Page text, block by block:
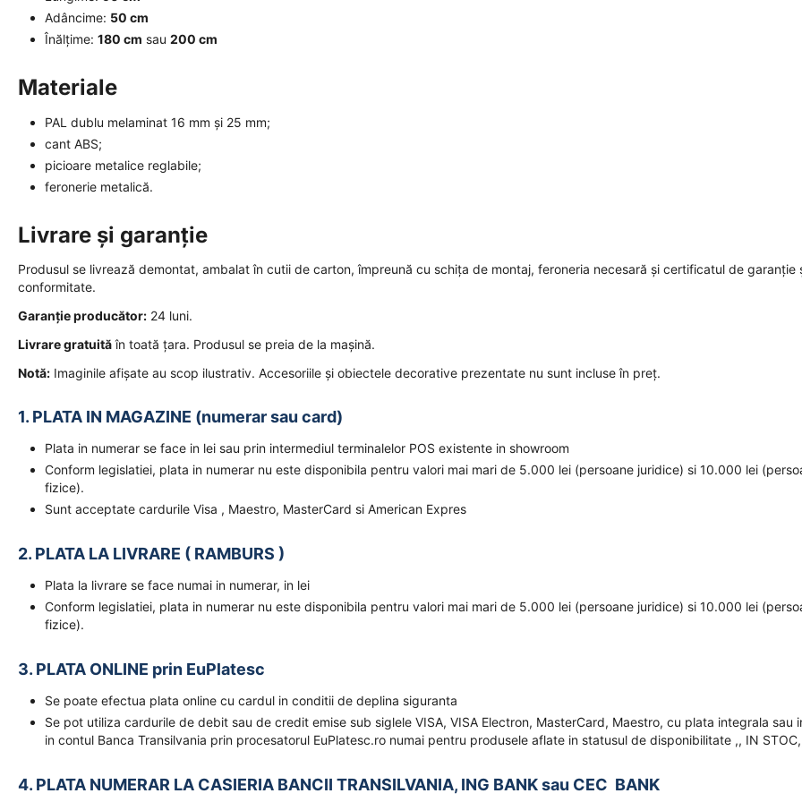
Adâncime: 50 cm
Înălțime: 180 cm sau 200 cm
Materiale
PAL dublu melaminat 16 mm și 25 mm;
cant ABS;
picioare metalice reglabile;
feronerie metalică.
Livrare și garanție
Produsul se livrează demontat, ambalat în cutii de carton, împreună cu schița de montaj, feroneria necesară și certificatul de garanție
conformitate.
Garanție producător: 24 luni.
Livrare gratuităîn toată țara. Produsul se preia de la mașină.
Notă: Imaginile afișate au scop ilustrativ. Accesoriile și obiectele decorative prezentate nu sunt incluse în preț.
1. PLATA IN MAGAZINE (numerar sau card)
Plata in numerar se face in lei sau prin intermediul terminalelor POS existente in showroom
Conform legislatiei, plata in numerar nu este disponibila pentru valori mai mari de 5.000 lei (persoane juridice) si 10.000 lei
fizice).
Sunt acceptate cardurile Visa , Maestro, MasterCard si American Expres
2. PLATA LA LIVRARE ( RAMBURS )
Plata la livrare se face numai in numerar, in lei
Conform legislatiei, plata in numerar nu este disponibila pentru valori mai mari de 5.000 lei (persoane juridice) si 10.000 lei
fizice).
3. PLATA ONLINE prin EuPlatesc
Se poate efectua plata online cu cardul in conditii de deplina siguranta
Se pot utiliza cardurile de debit sau de credit emise sub siglele VISA, VISA Electron, MasterCard, Maestro, cu plata integrala sau
in contul Banca Transilvania prin procesatorul EuPlatesc.ro numai pentru produsele aflate in statusul de disponibilitate ,, IN
4. PLATA NUMERAR LA CASIERIA BANCII TRANSILVANIA, ING BANK sau CEC BANK